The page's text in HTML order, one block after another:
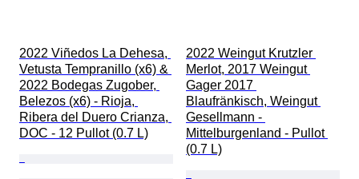
2022 Viñedos La Dehesa,
Vetusta Tempranillo (x6) &
2022 Bodegas Zugober,
Belezos (x6) - Rioja,
Ribera del Duero Crianza,
DOC - 12 Pullot (0.7 L)
2022 Weingut Krutzler
Merlot, 2017 Weingut
Gager 2017
Blaufränkisch, Weingut
Gesellmann -
Mittelburgenland - Pullot
(0.7 L)